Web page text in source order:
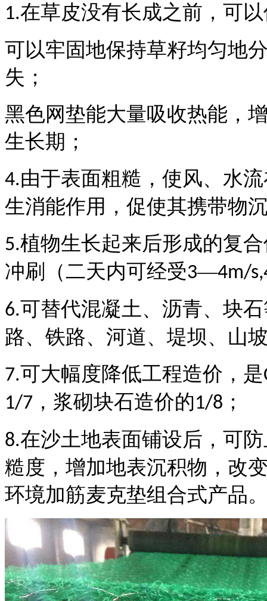
1.在草皮没有长成之前，可
可以牢固地保持草籽均匀地
失；
黑色网垫能大量吸收热能，
生长期；
4.由于表面粗糙，使风、水
生消能作用，促使其携带物
5.植物生长起来后形成的复
冲刷（二天内可经受3—4m/
6.可替代混凝土、沥青、块
路、铁路、河道、堤坝、山
7.可大幅度降低工程造价，是
1/7 ，浆砌块石造价的1/8 ；
8.在沙土地表面铺设后，可
糙度，增加地表沉积物，改
环境加筋麦克垫组合式产品